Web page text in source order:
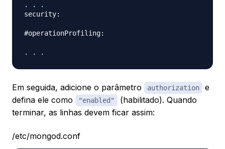
. . .
security:
#operationProfiling:
Em seguida, adicione o parâmetro authorization
e
defina ele como
"enabled"
(habilitado). Quando
terminar, as linhas devem ficar assim:
/etc/mongod.conf